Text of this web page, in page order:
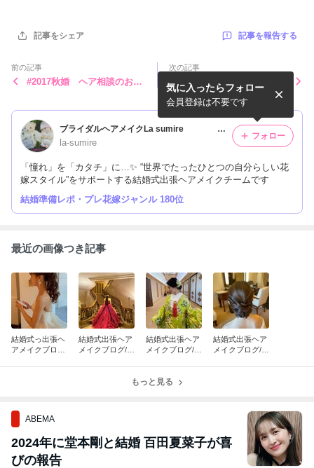
記事をシェア 記事を報告する
前の記事
#2017秋婚 ヘア相談のお客
次の記事
２０１７夏婚〜ヘア相談
ブライダルヘアメイクLa sumire
la-sumire
「憧れ」を「カタチ」に…✨ “世界でたったひとつの自分らしい花
嫁スタイル”をサポートする結婚式出張ヘアメイクチームです
気に入ったらフォロー
会員登録は不要です
フォロー
結婚準備レポ・プレ花嫁ジャンル 180位
最近の画像つき記事
結婚式っ出張ヘ
アメイクブログ/
結婚式出張ヘア
メイクブログ/
結婚式出張ヘア
メイクブログ/
和装からWDス
結婚式出張ヘア
メイクブログ/
もっと見る
ABEMA
2024年に堂本剛と結婚 百田夏菜子が喜
びの報告